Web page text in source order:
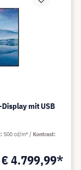
mit USB
€ 4.799,99*
500 cd/m²
Kontrast